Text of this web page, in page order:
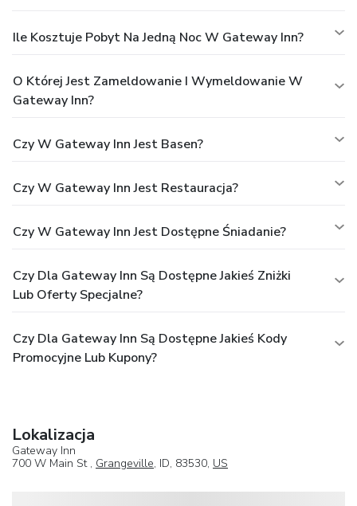
Ile Kosztuje Pobyt Na Jedną Noc W Gateway Inn?
O Której Jest Zameldowanie I Wymeldowanie W
Gateway Inn?
Czy W Gateway Inn Jest Basen?
Czy W Gateway Inn Jest Restauracja?
Czy W Gateway Inn Jest Dostępne Śniadanie?
Czy Dla Gateway Inn Są Dostępne Jakieś Zniżki
Lub Oferty Specjalne?
Czy Dla Gateway Inn Są Dostępne Jakieś Kody
Promocyjne Lub Kupony?
Lokalizacja
Gateway Inn
700 W Main St , Grangeville, ID, 83530, US